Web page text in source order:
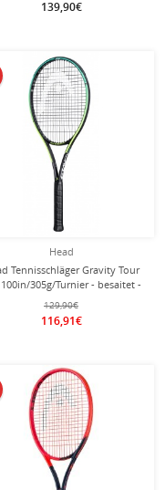
139,90€
Head
Tennisschläger Gravity Tour
305g/Turnier - besaitet -
129,90€
116,91€
reduziert
reduziert